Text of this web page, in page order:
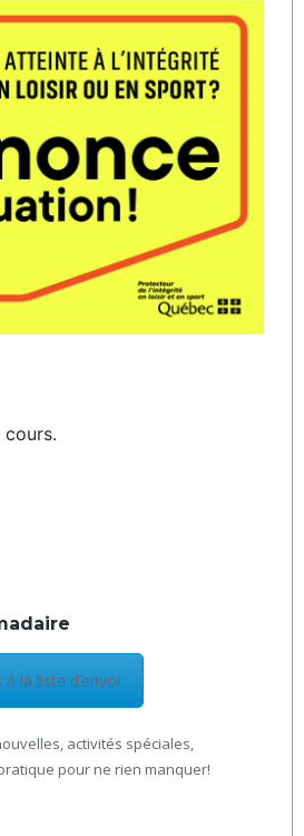
la liste d’envoi
activités spéciales,
pour ne rien manquer!